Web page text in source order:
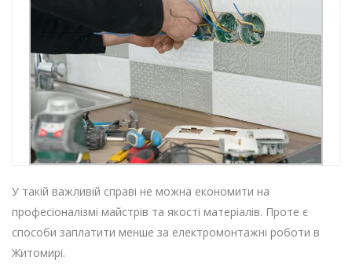
У такій важливій справі не можна економити на
професіоналізмі майстрів та якості матеріалів. Проте є
способи заплатити менше за електромонтажні роботи в
Житомирі.